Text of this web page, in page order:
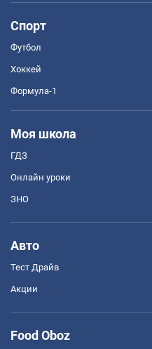
Спорт
Футбол
Хоккей
Формула-1
Моя школа
ГДЗ
Онлайн уроки
ЗНО
Авто
Тест Драйв
Акции
Food Oboz